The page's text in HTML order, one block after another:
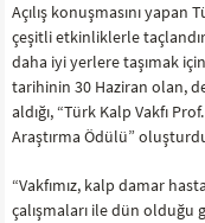
Açılış konuşmasını yapan
çeşitli etkinliklerle
daha iyi yerlere taşımak
tarihinin 30 Haziran olan,
aldığı, “Türk Kalp Vakfı
Araştırma Ödülü”
“Vakfımız, kalp damar
çalışmaları ile dün olduğu